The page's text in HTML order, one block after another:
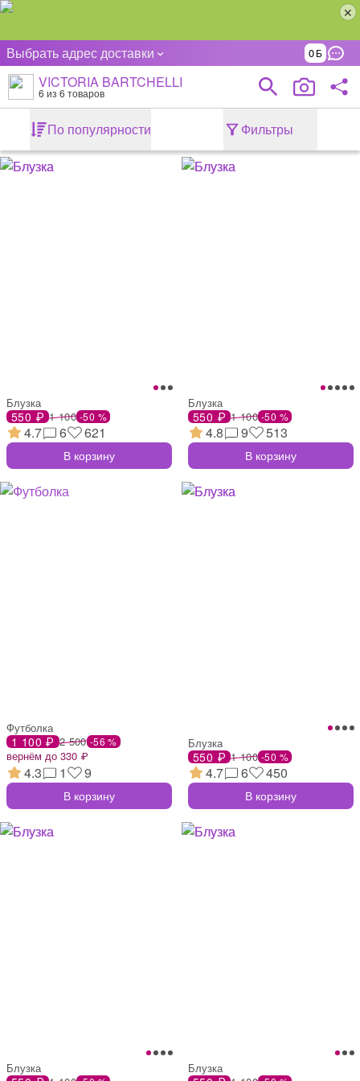
Выбрать адрес доставки 0
VICTORIA BARTCHELLI
6 из 6 товаров
По популярности Фильтры
Блузка
550 ₽ 1 100 -50 %
4.7 6 621
В корзину
Блузка
550 ₽ 1 100 -50 %
4.8 9 513
В корзину
Футболка
1 100 ₽ 2 500 -56 %
вернём до 330 ₽
4.3 1 9
В корзину
Блузка
550 ₽ 1 100 -50 %
4.7 6 450
В корзину
Блузка Блузка